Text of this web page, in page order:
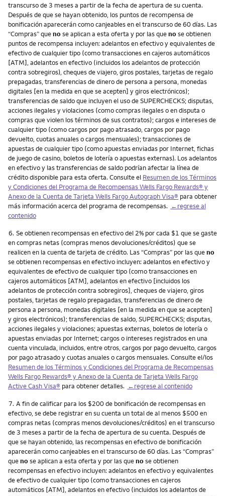
transcurso de 3 meses a partir de la fecha de apertura de su cuenta.
Después de que se hayan obtenido, los puntos de recompensa de
bonificación aparecerán como canjeables en el transcurso de 60 días. Las
“Compras” quenose aplican a esta oferta y por las quenose obtienen
puntos de recompensa incluyen: adelantos en efectivo y equivalentes de
efectivo de cualquier tipo (como transacciones en cajeros automáticos
[ATM], adelantos en efectivo (incluidos los adelantos de protección
contra sobregiros), cheques de viajero, giros postales, tarjetas de regalo
prepagadas, transferencias de dinero de persona a persona, monedas
digitales [en la medida en que se acepten] y giros electrónicos);
transferencias de saldo que incluyen el uso de SUPERCHECKS; disputas,
acciones ilegales y violaciones (como compras ilegales o en disputa o
compras que violen los términos de sus contratos); cargos e intereses de
cualquier tipo (como cargos por pago atrasado, cargos por pago
devuelto, cuotas anuales o cargos mensuales); transacciones de
apuestas de cualquier tipo (como apuestas enviadas por Internet, fichas
de juego de casino, boletos de lotería o apuestas externas). Los adelantos
en efectivo y las transferencias de saldo podrían afectar la línea de
crédito disponible para esta oferta. Consulte el Resumen de los Términos
y Condiciones del Programa de Recompensas Wells Fargo Rewards® y
Anexo de la Cuenta de Tarjeta Wells Fargo Autograph Visa® para obtener
más información acerca del programa de recompensas. ←regrese al
contenido
Nota
6. Se obtienen recompensas en efectivo del 2% por cada $1 que se gaste
en compras netas (compras menos devoluciones/créditos) que se
realicen en la cuenta de tarjeta de crédito. Las “Compras” por las queno
se obtienen recompensas en efectivo incluyen: adelantos en efectivo y
equivalentes de efectivo de cualquier tipo (como transacciones en
cajeros automáticos [ATM], adelantos en efectivo [incluidos los
adelantos de protección contra sobregiros], cheques de viajero, giros
postales, tarjetas de regalo prepagadas, transferencias de dinero de
persona a persona, monedas digitales [en la medida en que se acepten]
y giros electrónicos); transferencias de saldo, SUPERCHECKS; disputas,
acciones ilegales y violaciones; apuestas externas, boletos de lotería o
apuestas enviadas por Internet; cargos o intereses registrados en una
cuenta vinculada, incluidos, entre otros, cargos por pago devuelto, cargos
por pago atrasado y cuotas anuales o cargos mensuales. Consulte el/los
Resumen de los Términos y Condiciones del Programa de Recompensas
Wells Fargo Rewards® y Anexo de la Cuenta de Tarjeta Wells Fargo
Active Cash Visa® para obtener detalles. ←regrese al contenido
Nota
7. A fin de calificar para los $200 de bonificación de recompensas en
efectivo, se debe registrar en su cuenta un total de al menos $500 en
compras netas (compras menos devoluciones/créditos) en el transcurso
de 3 meses a partir de la fecha de apertura de su cuenta. Después de
que se hayan obtenido, las recompensas en efectivo de bonificación
aparecerán como canjeables en el transcurso de 60 días. Las “Compras”
quenose aplican a esta oferta y por las quenose obtienen
recompensas en efectivo incluyen: adelantos en efectivo y equivalentes
de efectivo de cualquier tipo (como transacciones en cajeros
automáticos [ATM], adelantos en efectivo (incluidos los adelantos de